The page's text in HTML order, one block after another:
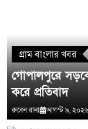
গ্রাম বাংলার খবর
গোপালপুরে
করে প্রতিবাদ
রুবেল রানা আগস্ট ৯, ২০২৬